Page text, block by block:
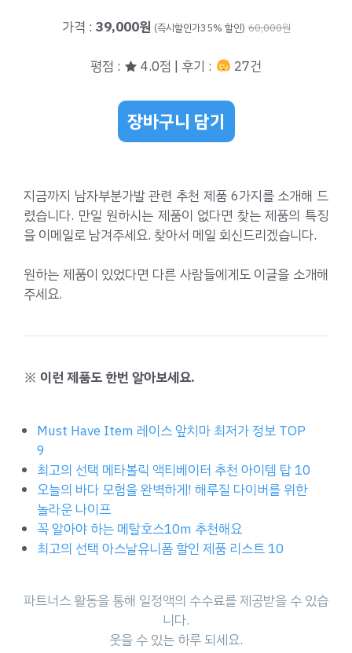
가격 : 39,000원 (즉시할인가35% 할인) 60,000원
평점 : ★ 4.0점 | 후기 : 27건
장바구니 담기
지금까지 남자부분가발 관련 추천 제품 6가지를 소개해 드
렸습니다. 만일 원하시는 제품이 없다면 찾는 제품의 특징
을 이메일로 남겨주세요. 찾아서 메일 회신드리겠습니다.
원하는 제품이 있었다면 다른 사람들에게도 이글을 소개해
주세요.
※ 이런 제품도 한번 알아보세요.
Must Have Item 레이스 앞치마 최저가 정보 TOP
9
최고의 선택 메타볼릭 액티베이터 추천 아이템 탑 10
오늘의 바다 모험을 완벽하게! 해루질 다이버를 위한
놀라운 나이프
꼭 알아야 하는 메탈호스10m 추천해요
최고의 선택 아스날유니폼 할인 제품 리스트 10
파트너스 활동을 통해 일정액의 수수료를 제공받을 수 있습
니다.
웃을 수 있는 하루 되세요.